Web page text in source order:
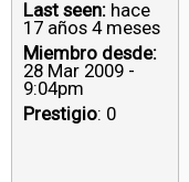
Last seen: hace
17 años 4 meses
Miembro desde:
28 Mar 2009 -
9:04pm
Prestigio: 0